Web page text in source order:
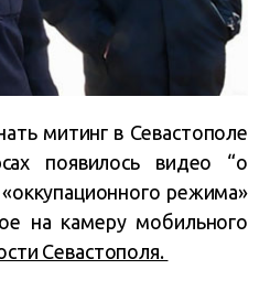
митинг в Севастополе
появилось видео “о
режима»
на камеру мобильного
Севастополя.